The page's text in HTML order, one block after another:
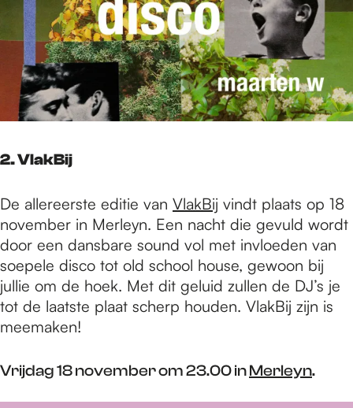
2. VlakBij
De allereerste editie van VlakBij vindt plaats op 18
november in Merleyn. Een nacht die gevuld wordt
door een dansbare sound vol met invloeden van
soepele disco tot old school house, gewoon bij
jullie om de hoek. Met dit geluid zullen de DJ’s je
tot de laatste plaat scherp houden. VlakBij zijn is
meemaken!
Vrijdag 18 november om 23.00 inMerleyn.